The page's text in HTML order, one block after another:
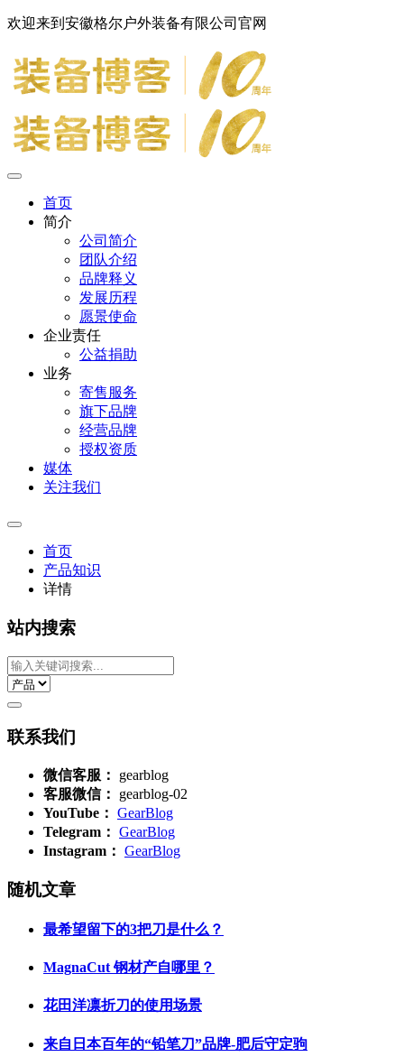
欢迎来到安徽格尔户外装备有限公司官网
首页
简介
公司简介
团队介绍
品牌释义
发展历程
愿景使命
企业责任
公益捐助
业务
寄售服务
旗下品牌
经营品牌
授权资质
媒体
关注我们
首页
产品知识
详情
站内搜索
联系我们
微信客服：
gearblog
客服微信：
gearblog-02
YouTube： GearBlog
Telegram： GearBlog
Instagram： GearBlog
随机文章
最希望留下的3把刀是什么？
MagnaCut 钢材产自哪里？
花田洋凛折刀的使用场景
来自日本百年的“铅笔刀”品牌-肥后守定驹